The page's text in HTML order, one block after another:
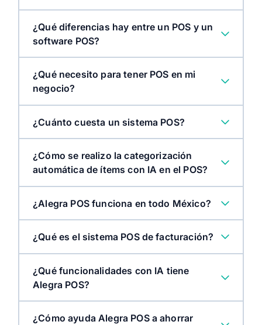
¿Qué diferencias hay entre un POS y un
software POS?
¿Qué necesito para tener POS en mi
negocio?
¿Cuánto cuesta un sistema POS?
¿Cómo se realizo la categorización
automática de ítems con IA en el POS?
¿Alegra POS funciona en todo México?
¿Qué es el sistema POS de facturación?
¿Qué funcionalidades con IA tiene
Alegra POS?
¿Cómo ayuda Alegra POS a ahorrar